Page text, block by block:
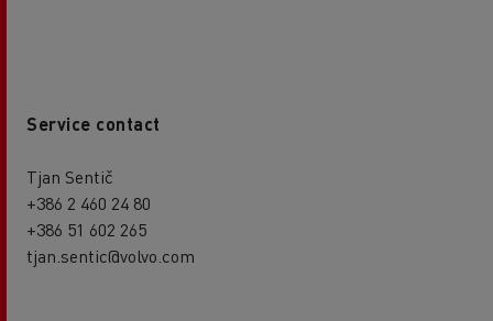
Service contact
Tjan Sentič
+386 2 460 24 80
+386 51 602 265
tjan.sentic@volvo.com